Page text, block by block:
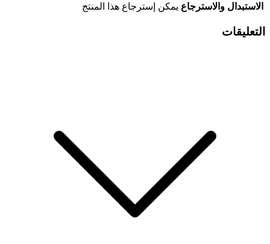
الاستبدال والاسترجاع يمكن إسترجاع هذا المنتج
التعليقات